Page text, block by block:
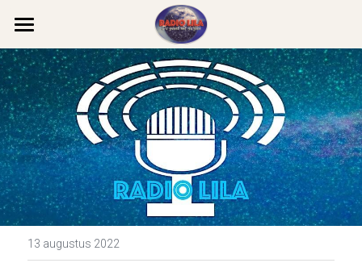
Home
Team Lila
Podcasts
Categorieën
Westerse filosofie
Boeddhisme
Series
De Geheime Leer
Theosofie
13 augustus 2022